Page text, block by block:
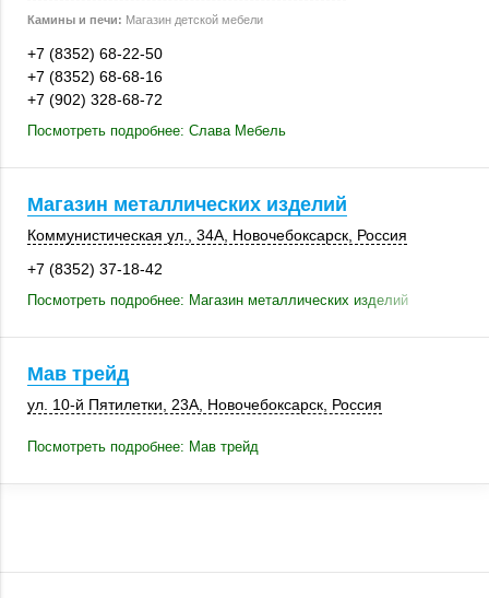
Камины и печи: Магазин детской мебели
+7 (8352) 68-22-50
+7 (8352) 68-68-16
+7 (902) 328-68-72
Посмотреть подробнее: Слава Мебель
Магазин металлических изделий
Коммунистическая ул., 34А Новочебоксарск Россия
+7 (8352) 37-18-42
Посмотреть подробнее: Магазин металлических изделий
Мав трейд
ул. 10-й Пятилетки 23А Новочебоксарск Россия
Посмотреть подробнее: Мав трейд